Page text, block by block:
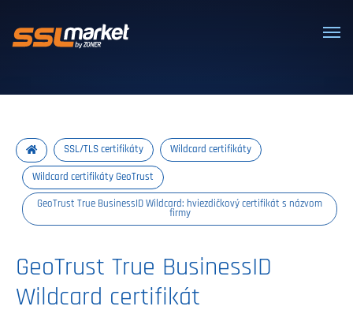
Dôveryhodné SSL/TLS certifikáty
SSL/TLS certifikáty Wildcard certifikáty
Wildcard certifikáty GeoTrust
GeoTrust True BusinessID Wildcard: hviezdičkový certifikát s názvom
firmy
GeoTrust True BusinessID
Wildcard certifikát